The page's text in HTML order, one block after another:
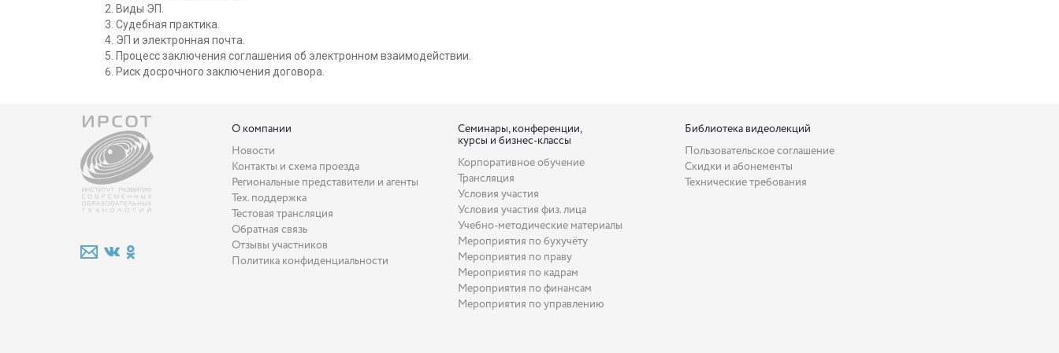
Виды ЭП.
Судебная практика.
ЭП и электронная почта.
Процесс заключения соглашения об электронном взаимодействии.
Риск досрочного заключения договора.
О компании
Новости
Контакты и схема проезда
Региональные представители и агенты
Тех. поддержка
Тестовая трансляция
Обратная связь
Отзывы участников
Политика конфиденциальности
Семинары, конференции,
курсы и бизнес-классы
Корпоративное обучение
Трансляция
Условия участия
Условия участия физ. лица
Учебно-методические материалы
Мероприятия по бухучёту
Мероприятия по праву
Мероприятия по кадрам
Мероприятия по финансам
Мероприятия по управлению
Библиотека видеолекций
Пользовательское соглашение
Скидки и абонементы
Технические требования